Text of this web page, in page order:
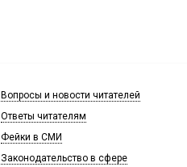
Вопросы и новости читателей
Ответы читателям
Фейки в СМИ
Законодательство в сфере